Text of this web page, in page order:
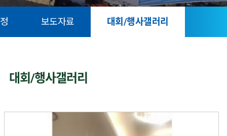
보도자료 대회/행사갤러리
대회/행사갤러리